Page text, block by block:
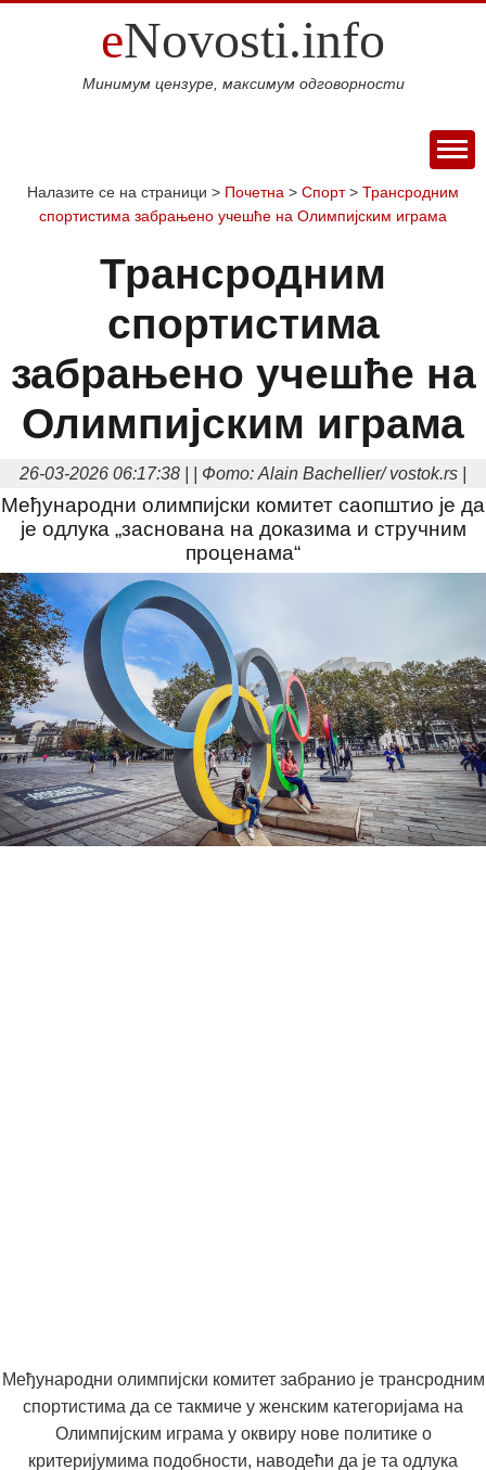
eNovosti.info
Минимум цензуре, максимум одговорности
ПОЧЕТНА
ВИЈЕСТИ
Република
Хроника
СПОРТ
Фудбал
Кошарка
Аутомото
МАГАЗИН
Занимљивости
Култура
Наука
и
технологија
Образовање
Шоу
бизнис
ЕКОНОМИЈА
Посао
Аутомобили
Некретнине
ДРУШТВО
КОЛУМНЕ
БЛОГ
О НАМА
Налазите се на страници > Почетна > Спорт> Трансродним
спортистима забрањено учешће на Олимпијским играма
Трансродним
спортистима
забрањено учешће на
Олимпијским играма
26-03-2026 06:17:38 | | Фото: Alain Bachellier/ vostok.rs |
Међународни олимпијски комитет саопштио је да
је одлука „заснована на доказима и стручним
проценама“
Међународни олимпијски комитет забранио је трансродним
спортистима да се такмиче у женским категоријама на
Олимпијским играма у оквиру нове политике о
критеријумима подобности, наводећи да је та одлука